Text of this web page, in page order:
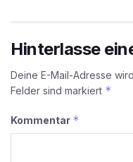
Hinterlasse
Deine E-Mail-Adresse
Felder sind markiert *
Kommentar *